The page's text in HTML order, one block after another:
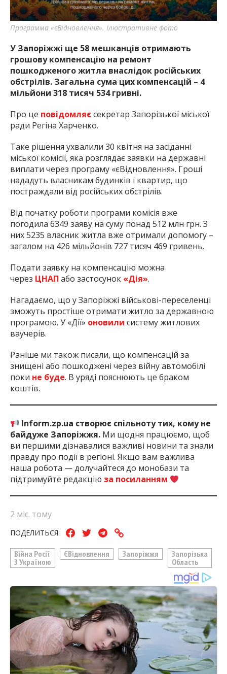
найважливішу інформацію про події
міста Запоріжжя та області.
Программа «єВідновлення». Ілюстративне фото
У Запоріжжі ще 58 мешканців отримають
грошову компенсацію на ремонт
пошкодженого житла внаслідок російських
обстрілів. Загальна сума цих компенсацій – 4
мільйони 318 тисяч 534 гривні.
Про це повідомляє секретар Запорізької міської
ради Регіна Харченко.
Таке рішення ухвалили 30 квітня на засіданні
міської комісії, яка розглядає заявки на державні
виплати через програму «єВідновлення». Гроші
нададуть власникам будинків і квартир, що
постраждали від російських обстрілів.
Від початку роботи програми комісія вже
погодила 6349 заяву на суму понад 512 млн грн. З
них 5235 власник житла вже отримали допомогу –
загалом на 426 мільйонів 727 тисяч 469 гривень.
Подати заявку на компенсацію можна
через ЦНАП або застосунок «Дія».
Нагадаємо, що у Запоріжжі військові-переселенці
зможуть простіше отримати житло за державною
програмою. У «Дії» оновили систему житлових
ваучерів.
Раніше ми також писали, що компенсацій за
знищені або пошкоджені через війну автомобілі
поки не буде. В уряді пояснюють це браком
коштів.
Inform.zp.ua створює спільноту тих, кому не
байдуже Запоріжжя. Ми щодня працюємо, щоб
ви першими дізнавалися важливі новини та знали
правду про події в регіоні. Якщо вам важлива
наша робота — долучайтеся до монобази та
підтримуйте редакцію за посиланням
2 міс. тому
ПОДЕЛИТЬСЯ:
Війна Росії
З Україною
ЄВідновлення Запоріжжя
Запорізька
Область